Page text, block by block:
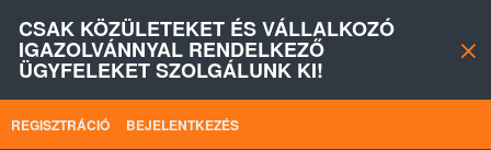
CSAK KÖZÜLETEKET ÉS VÁLLALKOZÓ
IGAZOLVÁNNYAL RENDELKEZŐ
ÜGYFELEKET SZOLGÁLUNK KI!
REGISZTRÁCIÓ BEJELENTKEZÉS